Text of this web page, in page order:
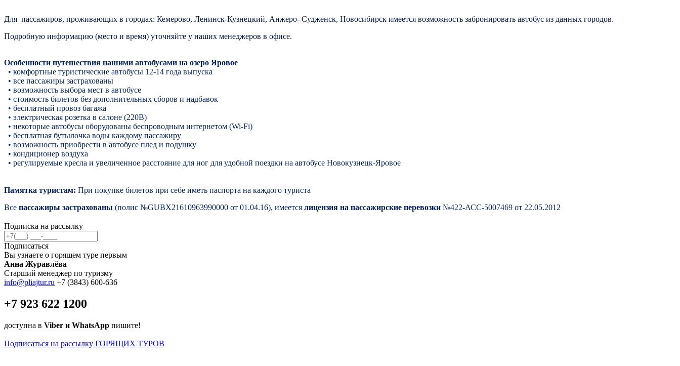
Для пассажиров, проживающих в городах: Кемерово, Ленинск-Кузнецкий, Анжеро- Судженск, Новосибирск имеется возможность забронировать автобус из данных городов.
Подробную информацию (место и время) уточняйте у наших менеджеров в офисе.
Особенности путешествия нашими автобусами на озеро Яровое
• комфортные туристические автобусы 12-14 года выпуска
• все пассажиры застрахованы
• возможность выбора мест в автобусе
• стоимость билетов без дополнительных сборов и надбавок
• бесплатный провоз багажа
• электрическая розетка в салоне (220В)
• некоторые автобусы оборудованы беспроводным интернетом (Wi-Fi)
• бесплатная бутылочка воды каждому пассажиру
• возможность приобрести в автобусе плед и подушку
• кондиционер воздуха
• регулируемые кресла и увеличенное расстояние для ног для удобной поездки на автобусе Новокузнецк-Яровое
Памятка туристам: При покупке билетов при себе иметь паспорта на каждого туриста
Все пассажиры застрахованы (полис №GUBX21610963990000 от 01.04.16), имеется лицензия на пассажирские перевозки №422-АСС-5007469 от 22.05.2012
Подписка на рассылку
Подписаться
Вы узнаете о горящем туре первым
Анна Журавлёва
Старший менеджер по туризму
info@pliajtur.ru +7 (3843) 600-636
+7 923 622 1200
доступна в Viber и WhatsApp пишите!
Подписаться на рассылку ГОРЯЩИХ ТУРОВ